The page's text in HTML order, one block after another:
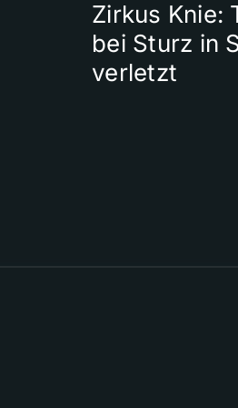
Zirkus Knie:
bei Sturz in
verletzt